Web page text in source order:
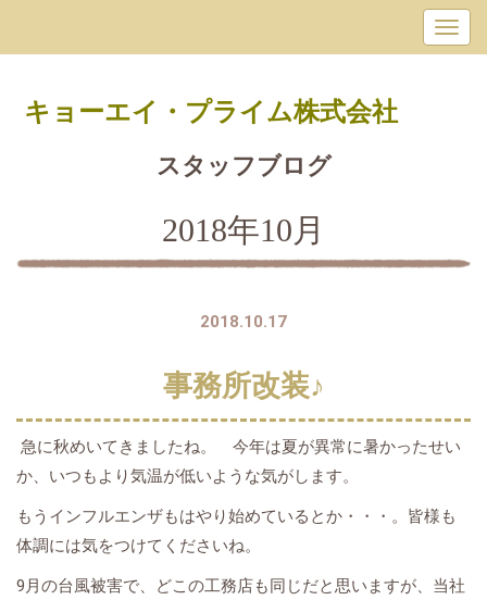
キョーエイ・プライム株式会社
スタッフブログ
2018年10月
2018.10.17
事務所改装♪
急に秋めいてきましたね。 今年は夏が異常に暑かったせい
か、いつもより気温が低いような気がします。
もうインフルエンザもはやり始めているとか・・・。皆様も
体調には気をつけてくださいね。
9月の台風被害で、どこの工務店も同じだと思いますが、当社